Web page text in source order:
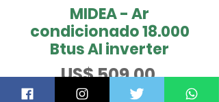
MIDEA - Ar
condicionado 18.000
Btus AI inverter
US$ 509,00Preço